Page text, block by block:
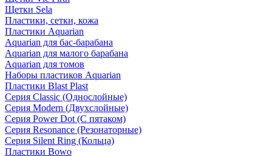
Щетки Sela
Пластики, сетки, кожа
Пластики Aquarian
Aquarian для бас-барабана
Aquarian для малого барабана
Aquarian для томов
Наборы пластиков Aquarian
Пластики Blast Plast
Серия Classic (Однослойные)
Серия Modern (Двухслойные)
Серия Power Dot (С пятаком)
Серия Resonance (Резонаторные)
Серия Silent Ring (Кольца)
Пластики Bowo